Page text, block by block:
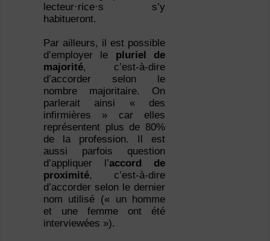
lecteur·rice·s s’y
habitueront.
Par ailleurs, il est possible
d’employer le pluriel de
majorité, c’est-à-dire
d’accorder selon le
nombre majoritaire. On
parlerait ainsi « des
infirmières » car elles
représentent plus de 80%
de la profession. Il est
aussi parfois question
d’appliquer l’accord de
proximité, c’est-à-dire
d’accorder selon le dernier
nom utilisé (« un homme
et une femme ont été
interviewées »).